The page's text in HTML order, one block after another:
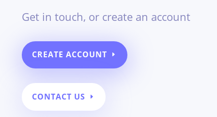
Get in touch, or create an account
CREATE ACCOUNT
CONTACT US